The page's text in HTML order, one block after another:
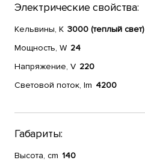
Электрические свойства:
Кельвины, К 3000 (теплый свет)
Мощность, W 24
Напряжение, V 220
Световой поток, lm 4200
Габариты:
Высота, cm 140